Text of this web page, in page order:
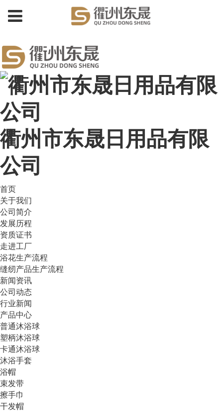
衢州市东晟日用品有限
公司
首页
关于我们
公司简介
发展历程
资质证书
走进工厂
浴花生产流程
缝纫产品生产流程
新闻资讯
公司动态
行业新闻
产品中心
普通沐浴球
塑柄沐浴球
卡通沐浴球
沐浴手套
浴帽
束发带
擦手巾
干发帽